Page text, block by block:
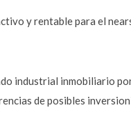
y rentable para el
industrial inmobiliario
de posibles